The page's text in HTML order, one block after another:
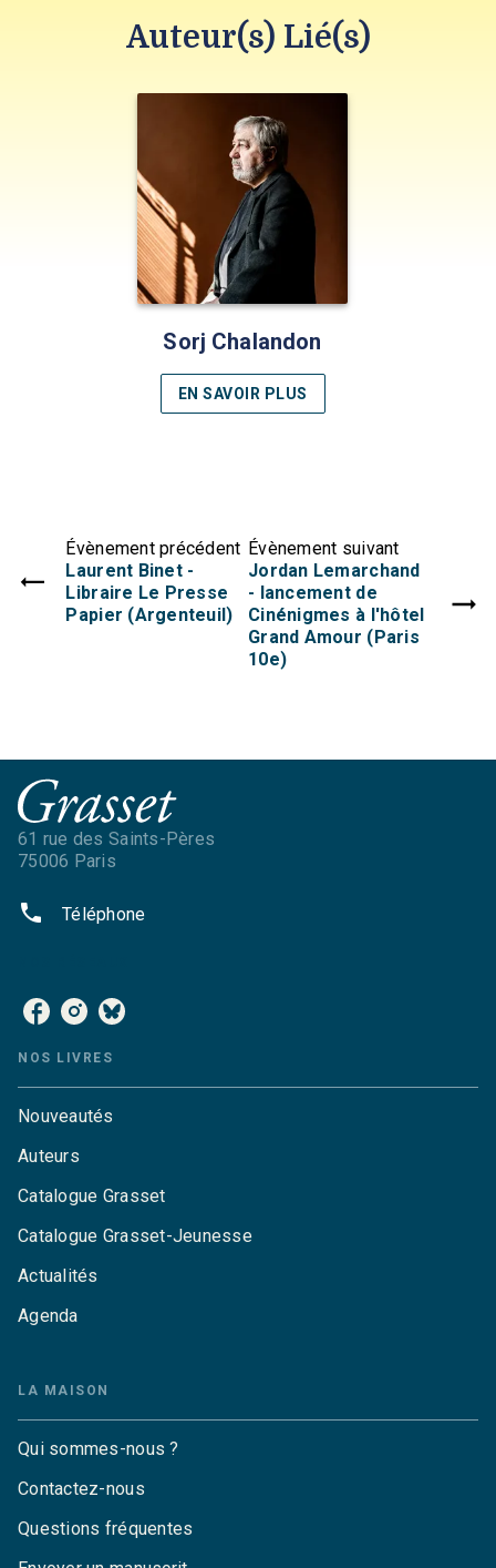
Auteur(s) Lié(s)
Sorj Chalandon
EN SAVOIR PLUS
Évènement précédent
Laurent Binet -
Libraire Le Presse
Papier (Argenteuil)
Évènement suivant
Jordan Lemarchand
- lancement de
Cinénigmes à l'hôtel
Grand Amour (Paris
10e)
61 rue des Saints-Pères
75006 Paris
phone Téléphone
NOS LIVRES
Nouveautés
Auteurs
Catalogue Grasset
Catalogue Grasset-Jeunesse
Actualités
Agenda
LA MAISON
Qui sommes-nous ?
Contactez-nous
Questions fréquentes